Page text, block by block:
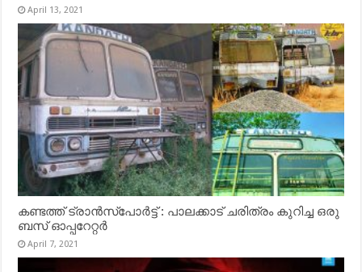
April 13, 2021
കണ്ടത്ത് ട്രാൻസ്‌പോർട്ട് : പാലക്കാട് ചരിത്രം കുറിച്ച ഒരു
ബസ് ഓപ്പറേറ്റർ
April 7, 2021